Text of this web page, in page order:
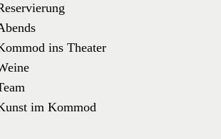
ins Theater
im Kommod